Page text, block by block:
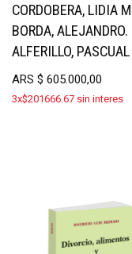
CORDOBERA, LIDIA
BORDA, ALEJANDRO.
ALFERILLO, PASCUAL
ARS $ 605.000,00
3x$201666.67 sin interes